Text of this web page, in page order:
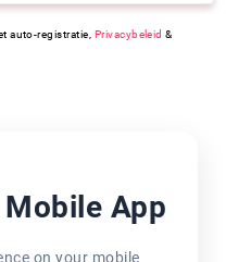
auto-registratie, Privacybeleid &
App
on your mobile